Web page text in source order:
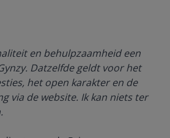
en behulpzaamheid een
Datzelfde geldt voor het
het open karakter en de
via de website. Ik kan niets ter